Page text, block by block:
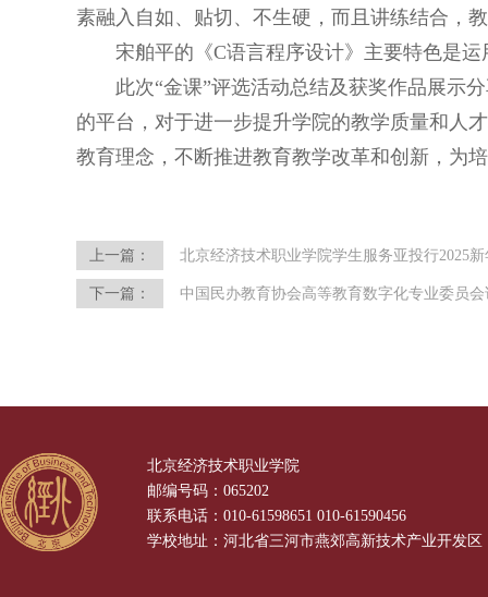
素融入自如、贴切、不生硬，而且讲练结合，
宋舶平的《C语言程序设计》主要特色是
此次“金课”评选活动总结及获奖作品展示
的平台，对于进一步提升学院的教学质量和人
教育理念，不断推进教育教学改革和创新，为
上一篇： 北京经济技术职业学院学生服务亚投行2025
下一篇： 中国民办教育协会高等教育数字化专业委员
北京经济技术职业学院
邮编号码：065202
联系电话：010-61598651 010-61590456
学校地址：河北省三河市燕郊高新技术产业开发区